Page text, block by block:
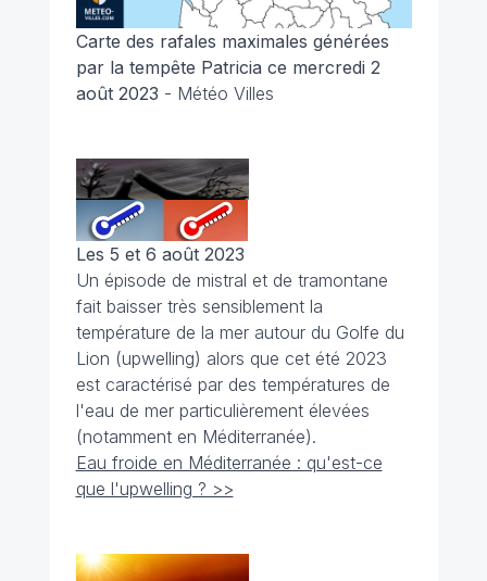
Carte des rafales maximales générées
par la tempête Patricia ce mercredi 2
août 2023 - Météo Villes
Les 5 et 6 août 2023
Un épisode de mistral et de tramontane
fait baisser très sensiblement la
température de la mer autour du Golfe du
Lion (upwelling) alors que cet été 2023
est caractérisé par des températures de
l'eau de mer particulièrement élevées
(notamment en Méditerranée).
Eau froide en Méditerranée : qu'est-ce
que l'upwelling ? >>